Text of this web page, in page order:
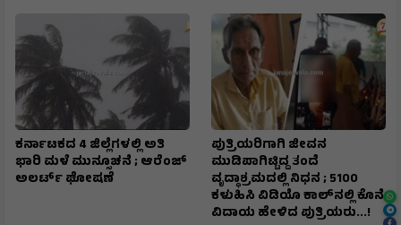
ಕರ್ನಾಟಕದ 4 ಜಿಲ್ಲೆಗಳಲ್ಲಿ ಅತಿ
ಭಾರಿ ಮಳೆ ಮುನ್ಸೂಚನೆ ; ಆರೆಂಜ್‌
ಅಲರ್ಟ್‌ ಘೋಷಣೆ
ಪುತ್ರಿಯರಿಗಾಗಿ ಜೀವನ
ಮುಡಿಪಾಗಿಟ್ಟಿದ್ದ ತಂದೆ
ವೃದ್ಧಾಶ್ರಮದಲ್ಲಿ ನಿಧನ ; ₹5100
ಕಳುಹಿಸಿ ವಿಡಿಯೊ ಕಾಲ್‌ನಲ್ಲಿ ಕೊನೆ
ವಿದಾಯ ಹೇಳಿದ ಪುತ್ರಿಯರು...!